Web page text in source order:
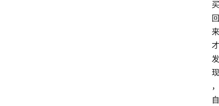
买
回
来
才
发
现
，
自